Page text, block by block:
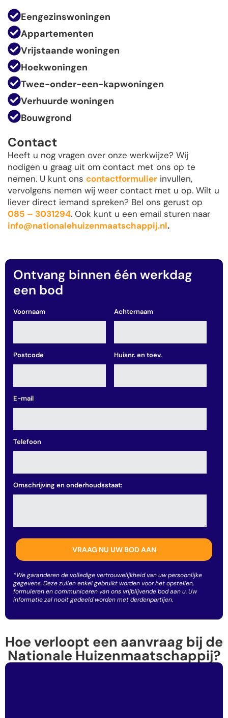
Eengezinswoningen
Appartementen
Vrijstaande woningen
Hoekwoningen
Twee-onder-een-kapwoningen
Verhuurde woningen
Bouwgrond
Contact
Heeft u nog vragen over onze werkwijze? Wij
nodigen u graag uit om contact met ons op te
nemen. U kunt ons contactformulier invullen,
vervolgens nemen wij weer contact met u op. Wilt u
liever direct iemand spreken? Bel ons gerust op
085 – 3031294. Ook kunt u een email sturen naar
info@nationalehuizenmaatschappij.nl.
Ontvang binnen één werkdag
een bod
Voornaam Achternaam
Postcode Huisnr. en toev.
E-mail
Telefoon
Omschrijving en onderhoudsstaat:
*We garanderen de volledige vertrouwelijkheid van uw persoonlijke
gegevens. Deze zullen enkel gebruikt worden voor het opstellen,
formuleren en communiceren van ons vrijblijvende bod aan u. Uw
informatie zal nooit gedeeld worden met derdenpartijen.
Hoe verloopt een aanvraag bij de
Nationale Huizenmaatschappij?